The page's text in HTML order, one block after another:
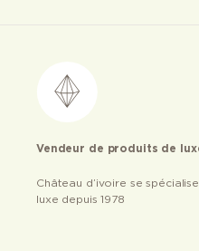
Vendeur de produits de
Château d’ivoire se
luxe depuis 1978